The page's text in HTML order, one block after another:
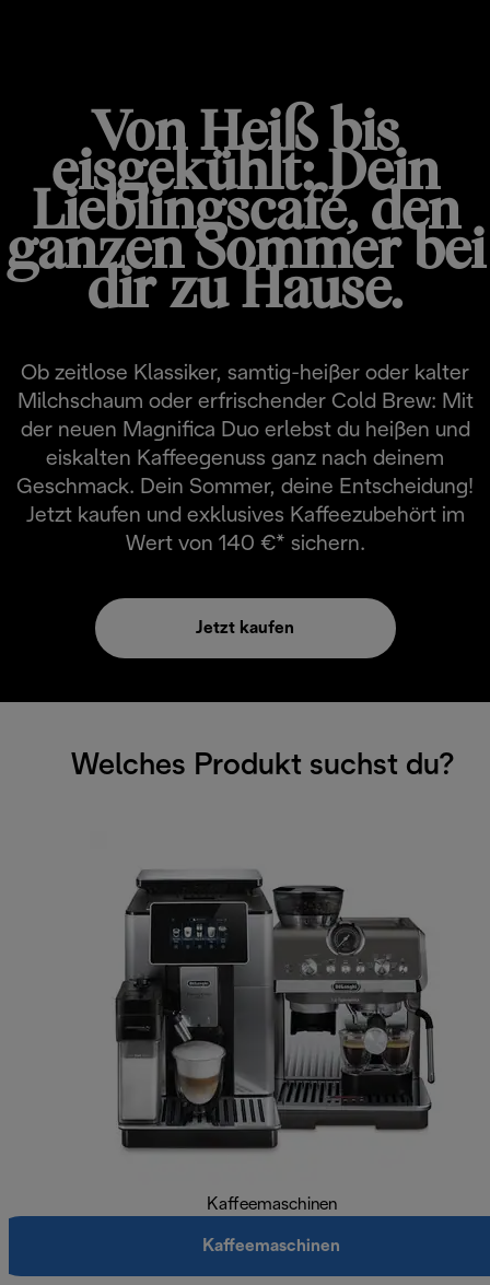
Von Heiß bis
eisgekühlt: Dein
Lieblingscafé, den
ganzen Sommer bei
dir zu Hause.
Ob zeitlose Klassiker, samtig-heißer oder kalter
Milchschaum oder erfrischender Cold Brew: Mit
der neuen Magnifica Duo erlebst du heißen und
eiskalten Kaffeegenuss ganz nach deinem
Geschmack. Dein Sommer, deine Entscheidung!
Jetzt kaufen und exklusives Kaffeezubehört im
Wert von 140 €* sichern.
Jetzt kaufen
Welches Produkt suchst du?
Kaffeemaschinen
Kaffeemaschinen